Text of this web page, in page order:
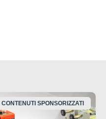
CONTENUTI SPONSORIZZATI